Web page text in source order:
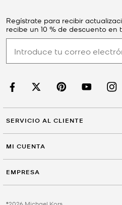
Regístrate para recibir
recibe un 10 % de descuento en
SERVICIO AL CLIENTE
MI CUENTA
EMPRESA